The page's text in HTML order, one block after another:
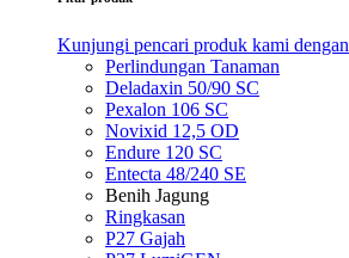
Kunjungi pencari produk kami
Perlindungan Tanaman
Deladaxin 50/90 SC
Pexalon 106 SC
Novixid 12,5 OD
Endure 120 SC
Entecta 48/240 SE
Benih Jagung
Ringkasan
P27 Gajah